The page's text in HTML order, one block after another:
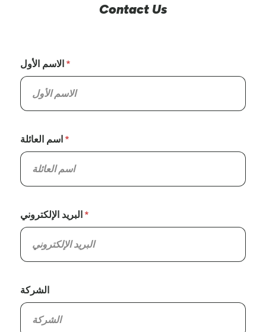
Contact Us
الاسم الأول
اسم العائلة
البريد الإلكتروني
الشركة